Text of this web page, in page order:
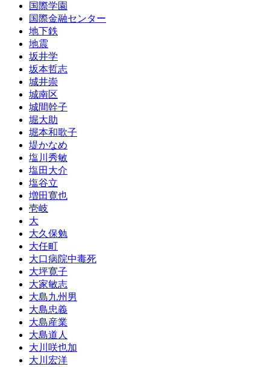
国際学園
国際金融センター
地下鉄
地震
坂井学
坂本哲志
城井崇
城南区
城間幹子
堀大助
堀本和歌子
堤かなめ
塩川秀敏
塩田大介
塩谷立
増田寛也
壱岐
大
大久保勉
大任町
大口病院中毒死
大坪寛子
大家敏志
大島九州男
大島忠義
大島産業
大島道人
大川咲也加
大川宏洋